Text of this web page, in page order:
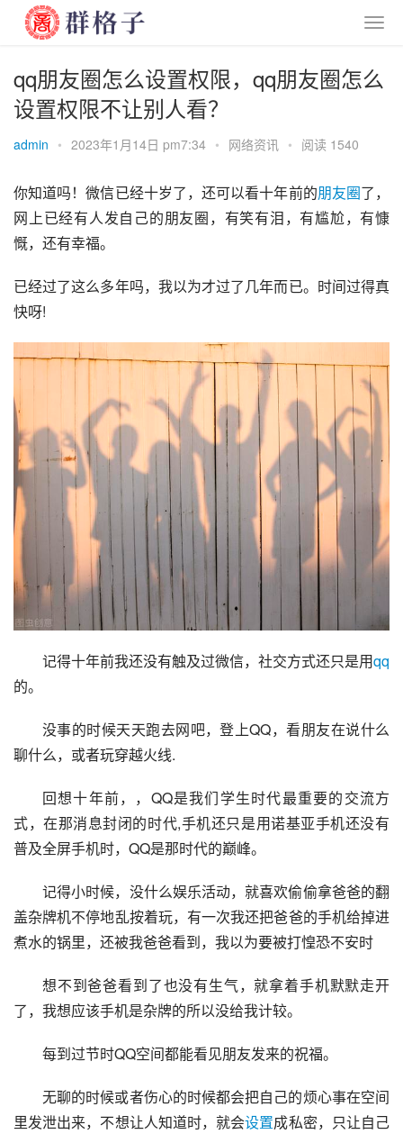
qq朋友圈怎么设置权限，qq朋友圈怎么
设置权限不让别人看？
admin • 2023年1月14日 pm7:34 • 网络资讯 • 阅读 1540
你知道吗！微信已经十岁了，还可以看十年前的朋友圈了，
网上已经有人发自己的朋友圈，有笑有泪，有尴尬，有慷
慨，还有幸福。
已经过了这么多年吗，我以为才过了几年而已。时间过得真
快呀!
记得十年前我还没有触及过微信，社交方式还只是用qq
的。
没事的时候天天跑去网吧，登上QQ，看朋友在说什么
聊什么，或者玩穿越火线.
回想十年前，，QQ是我们学生时代最重要的交流方
式，在那消息封闭的时代,手机还只是用诺基亚手机还没有
普及全屏手机时，QQ是那时代的巅峰。
记得小时候，没什么娱乐活动，就喜欢偷偷拿爸爸的翻
盖杂牌机不停地乱按着玩，有一次我还把爸爸的手机给掉进
煮水的锅里，还被我爸爸看到，我以为要被打惶恐不安时
想不到爸爸看到了也没有生气，就拿着手机默默走开
了，我想应该手机是杂牌的所以没给我计较。
每到过节时QQ空间都能看见朋友发来的祝福。
无聊的时候或者伤心的时候都会把自己的烦心事在空间
里发泄出来，不想让人知道时，就会设置成私密，只让自己